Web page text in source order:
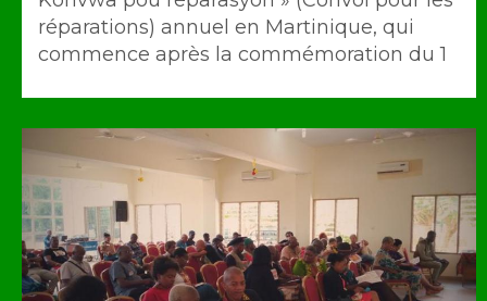
réparations) annuel en Martinique, qui
commence après la commémoration du 1